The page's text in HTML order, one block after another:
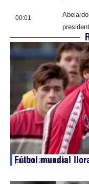
00:01
Fútbol mundial
julio 31, 202613:48